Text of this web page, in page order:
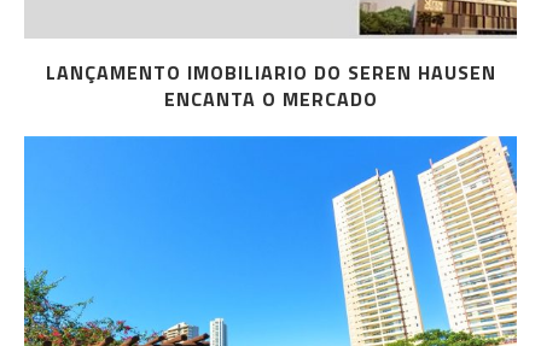
LANÇAMENTO IMOBILIARIO DO SEREN HAUSEN
ENCANTA O MERCADO